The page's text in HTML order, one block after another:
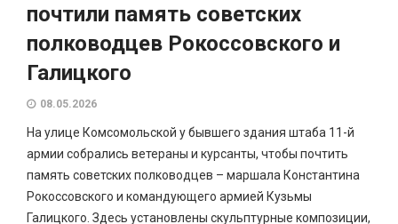
почтили память советских
полководцев Рокоссовского и
Галицкого
08.05.2026
На улице Комсомольской у бывшего здания штаба 11-й
армии собрались ветераны и курсанты, чтобы почтить
память советских полководцев – маршала Константина
Рокоссовского и командующего армией Кузьмы
Галицкого. Здесь установлены скульптурные композиции,